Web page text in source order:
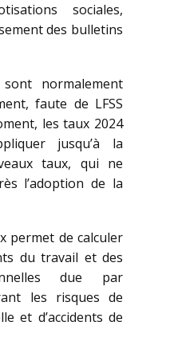
sociales,
des bulletins
normalement
faute de LFSS
les taux 2024
jusqu’à la
taux, qui ne
l’adoption de la
permet de calculer
du travail et des
due par
les risques de
et d’accidents de